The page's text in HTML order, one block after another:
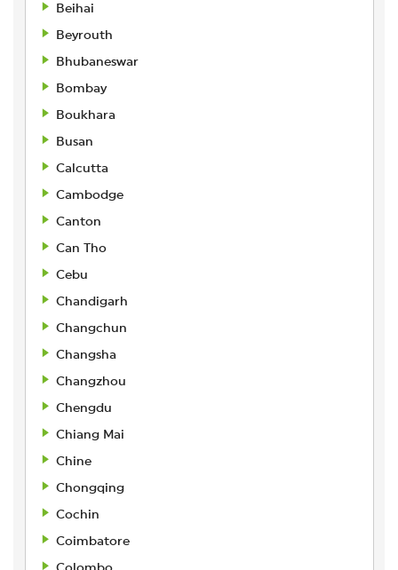
Beihai
Beyrouth
Bhubaneswar
Bombay
Boukhara
Busan
Calcutta
Cambodge
Canton
Can Tho
Cebu
Chandigarh
Changchun
Changsha
Changzhou
Chengdu
Chiang Mai
Chine
Chongqing
Cochin
Coimbatore